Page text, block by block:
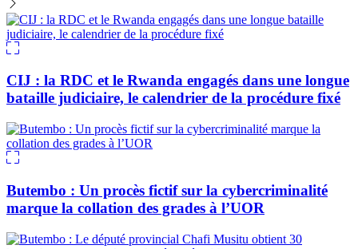
CIJ : la RDC et le Rwanda engagés dans une longue
bataille judiciaire, le calendrier de la procédure fixé
Butembo : Un procès fictif sur la cybercriminalité
marque la collation des grades à l’UOR